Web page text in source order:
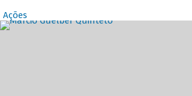
Ações